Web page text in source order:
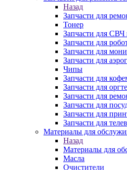
Назад
Запчасти для
Тонер
Запчасти для СВЧ
Запчасти для
Запчасти для
Запчасти для
Чипы
Запчасти для
Запчасти для
Запчасти для
Запчасти для
Запчасти для
Запчасти для
Материалы для
Назад
Материалы для
Масла
Очистители